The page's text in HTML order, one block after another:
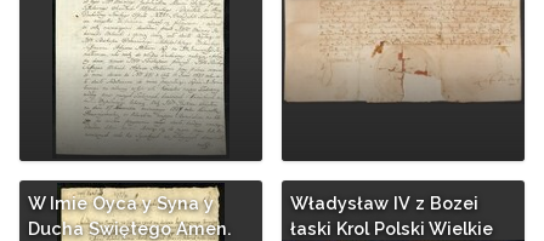
W Imie Oyca y Syna y
Ducha Swiętego Amen.
Władysław IV z Bozei
łaski Krol Polski Wielkie